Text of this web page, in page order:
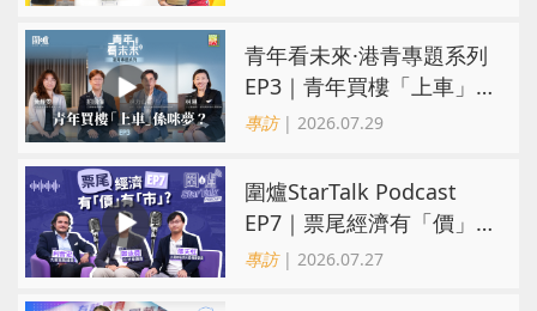
青年看未來·港青專題系列
EP3｜青年買樓「上車」
係咪夢？ 觀念改變居住選
專訪| 2026.07.29
圍爐StarTalk Podcast
EP7｜票尾經濟有「價」
有「市」？「短期流量」
專訪| 2026.07.27